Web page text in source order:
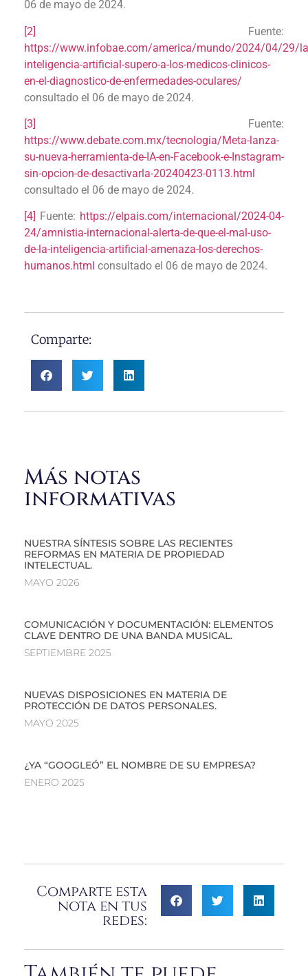
06 de mayo de 2024.
[2]
Fuente:
https://www.infobae.com/america/mundo/2024/04/29/
inteligencia-artificial-supero-a-los-medicos-clinicos-
en-el-diagnostico-de-enfermedades-oculares/
consultado el 06 de mayo de 2024.
[3]
Fuente:
https://www.debate.com.mx/tecnologia/Meta-lanza-
su-nueva-herramienta-de-IA-en-Facebook-e-Instagram-
sin-opcion-de-desactivarla-20240423-0113.html
consultado el 06 de mayo de 2024.
[4] Fuente: https://elpais.com/internacional/2024-04-
24/amnistia-internacional-alerta-de-que-el-mal-uso-
de-la-inteligencia-artificial-amenaza-los-derechos-
humanos.html consultado el 06 de mayo de 2024.
Comparte:
Más notas
informativas
NUESTRA SÍNTESIS SOBRE LAS RECIENTES
REFORMAS EN MATERIA DE PROPIEDAD
INTELECTUAL.
MAYO 2026
COMUNICACIÓN Y DOCUMENTACIÓN: ELEMENTOS
CLAVE DENTRO DE UNA BANDA MUSICAL.
SEPTIEMBRE 2025
NUEVAS DISPOSICIONES EN MATERIA DE
PROTECCIÓN DE DATOS PERSONALES.
MAYO 2025
¿YA “GOOGLEÓ” EL NOMBRE DE SU EMPRESA?
ENERO 2025
Comparte esta
nota en tus
redes: